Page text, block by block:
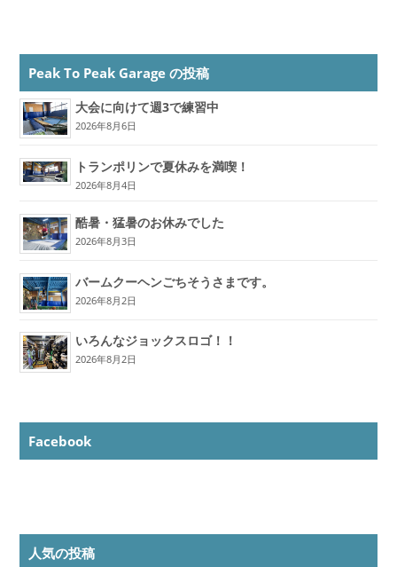
Peak To Peak Garage の投稿
大会に向けて週3で練習中
2026年8月6日
トランポリンで夏休みを満喫！
2026年8月4日
酷暑・猛暑のお休みでした
2026年8月3日
バームクーヘンごちそうさまです。
2026年8月2日
いろんなジョックスロゴ！！
2026年8月2日
Facebook
人気の投稿